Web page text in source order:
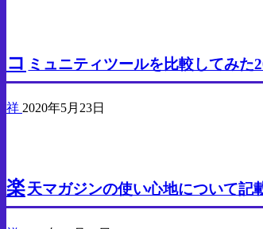
コ ミュニティツールを比較してみた
祥 2020年5月23日
楽天マガジンの使い心地について記